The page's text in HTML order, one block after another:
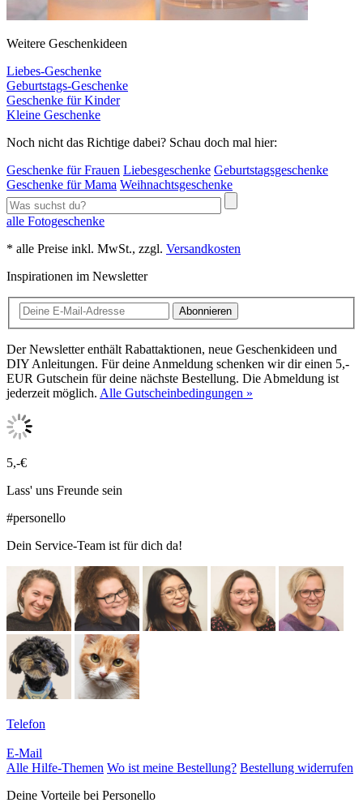
Weitere Geschenkideen
Liebes-Geschenke
Geburtstags-Geschenke
Geschenke für Kinder
Kleine Geschenke
Noch nicht das Richtige dabei? Schau doch mal hier:
Geschenke für Frauen Liebesgeschenke Geburtstagsgeschenke
Geschenke für Mama Weihnachtsgeschenke
alle Fotogeschenke
* alle Preise inkl. MwSt., zzgl. Versandkosten
Inspirationen im Newsletter
Abonnieren
Der Newsletter enthält Rabattaktionen, neue Geschenkideen und
DIY Anleitungen. Für deine Anmeldung schenken wir dir einen 5,-
EUR Gutschein für deine nächste Bestellung. Die Abmeldung ist
jederzeit möglich. Alle Gutscheinbedingungen »
5,-€
Lass' uns Freunde sein
#personello
Dein Service-Team ist für dich da!
Telefon
E-Mail
Alle Hilfe-Themen Wo ist meine Bestellung? Bestellung widerrufen
Deine Vorteile bei Personello